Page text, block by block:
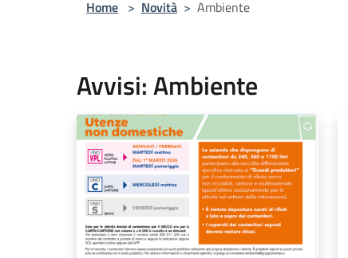
Home > Novità > Ambiente
Avvisi: Ambiente